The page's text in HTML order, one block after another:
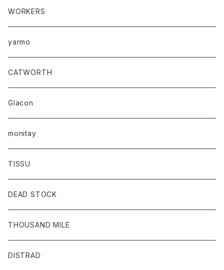
WORKERS
yarmo
CATWORTH
Glacon
monitay
TISSU
DEAD STOCK
THOUSAND MILE
DISTRAD